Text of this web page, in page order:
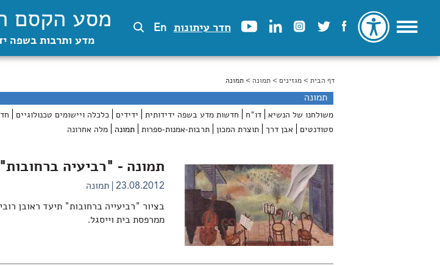
חדר עיתונות En מסע הקסם
מדע ותרבות בשפה
הינך נמצא כאן
דף הבית >מגזינים >תמונה > תמונה
תמונה
משולחנו של הנשיא דו"ח חדשות מדע בשפה ידידותית ידידים כלכלה ויישומים טכנולוגיים
סטודנטים
אבן דרך תוצרת המכון תרבות-אמנות-ספרות תמונה מלה אחרונה
תמונה - "רביעיה ברחובות"
23.08.2012 תמונה
בציור "רביעייה ברחובות" תיעד ראובן
ממרפסת בית וייסגל.